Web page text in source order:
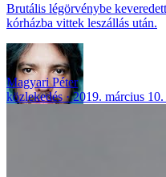
Brutális légörvénybe
kórházba vittek leszállás után.
Magyari Péter
közlekedés
2019. március 10.